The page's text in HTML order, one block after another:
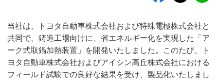
当社は、トヨタ自動車株式会社および特殊電極株式会社と
共同で、鋳造工場向けに、省エネルギー化を実現した「ア
ーク式取鍋加熱装置」を開発いたしました。このたび、ト
ヨタ自動車株式会社およびアイシン高丘株式会社における
フィールド試験での良好な結果を受け、製品化いたしまし